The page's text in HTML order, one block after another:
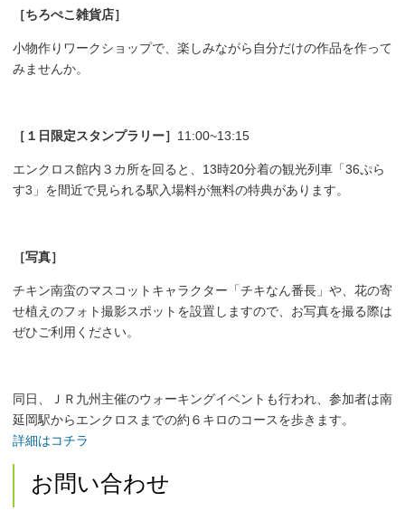
［ちろぺこ雑貨店］
小物作りワークショップで、楽しみながら自分だけの作品を作って
みませんか。
［１日限定スタンプラリー］ 11:00~13:15
エンクロス館内３カ所を回ると、13時20分着の観光列車「36ぷら
す3」を間近で見られる駅入場料が無料の特典があります。
［写真］
チキン南蛮のマスコットキャラクター「チキなん番長」や、花の寄
せ植えのフォト撮影スポットを設置しますので、お写真を撮る際は
ぜひご利用ください。
同日、ＪＲ九州主催のウォーキングイベントも行われ、参加者は南
延岡駅からエンクロスまでの約６キロのコースを歩きます。
詳細はコチラ
お問い合わせ